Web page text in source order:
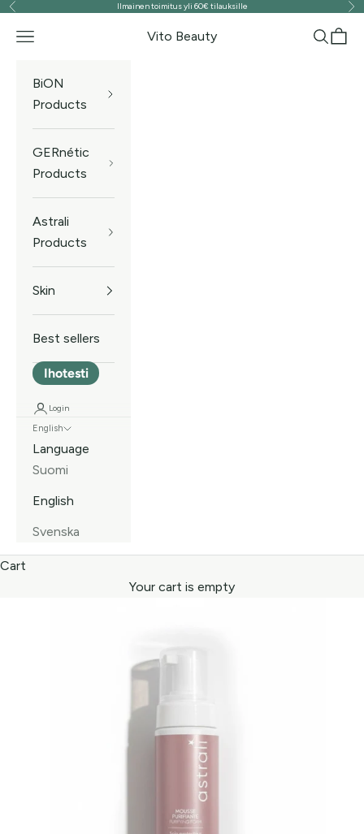
Skip to content
Previous Ilmainen toimitus yli 60€ tilauksille
Vito Beauty
Navigation menu Search
Cart
BiON
Products
GERnétic
Products
Astrali
Products
Skin
Best sellers
Ihotesti
Login
English
Language
Suomi
English
Svenska
Cart
Your cart is empty